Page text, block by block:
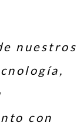
nuestros
con